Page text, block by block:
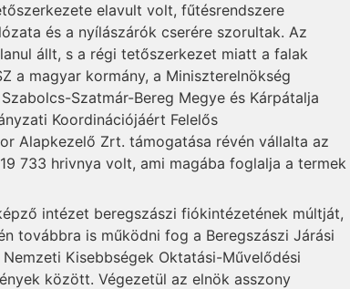
elavult volt, fűtésrendszere
és a nyílászárók cserére szorultak. Az
állt, s a régi tetőszerkezet miatt a falak
a magyar kormány, a Miniszterelnökség
Szatmár-Bereg Megye és Kárpátalja
Koordinációjáért Felelős
Alapkezelő Zrt. támogatása révén vállalta az
733 hrivnya volt, ami magába foglalja a termek
intézet beregszászi fiókintézetének múltját,
továbbra is működni fog a Beregszászi Járási
Kisebbségek Oktatási-Művelődési
között. Végezetül az elnök asszony